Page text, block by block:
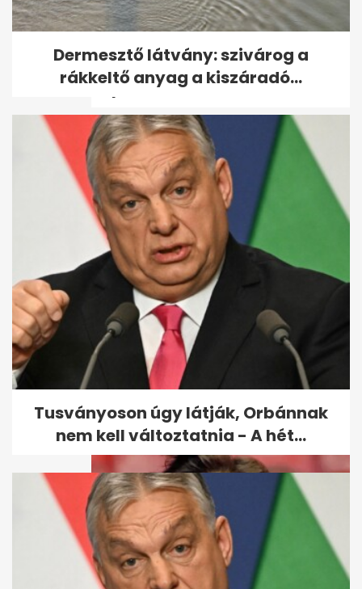
Osváth Zsolt rosszul lett a 42
fokos hőségben: „Elment a
kép”
Nyaralás előtt ezt ne tedd: 3
rejtekhely, amit a betörők
ismernek
Dermesztő látvány: szivárog a
rákkeltő anyag a kiszáradó...
Tusványoson úgy látják, Orbánnak
nem kell változtatnia - A hét...